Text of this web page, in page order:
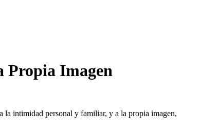
Propia Imagen
intimidad personal y familiar, y a la propia imagen,